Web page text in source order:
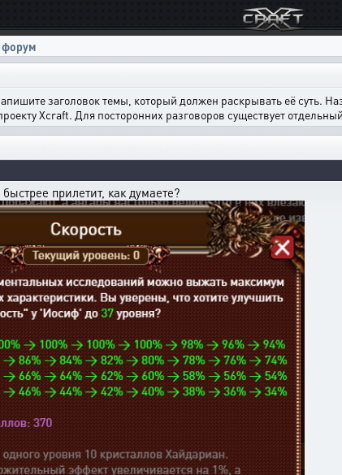
заголовок темы, который должен раскрывать её
Xcraft. Для посторонних разговоров существует
прилетит, как думаете?